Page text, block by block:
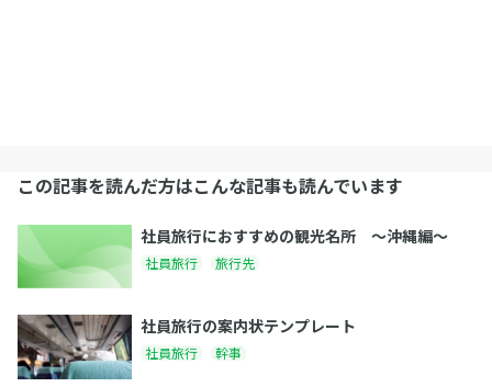
この記事を読んだ方はこんな記事も読んでいます
社員旅行におすすめの観光名所 〜沖縄編〜
社員旅行 旅行先
社員旅行の案内状テンプレート
社員旅行 幹事